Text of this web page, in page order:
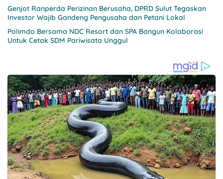
Genjot Ranperda Perizinan Berusaha, DPRD Sulut Tegaskan
Investor Wajib Gandeng Pengusaha dan Petani Lokal
Polimdo Bersama NDC Resort dan SPA Bangun Kolaborasi
Untuk Cetak SDM Pariwisata Unggul